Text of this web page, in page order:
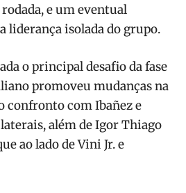
e um eventual
liderança isolada do grupo.
o principal desafio da fase
promoveu mudanças na
confronto com Ibañez e
além de Igor Thiago
ao lado de Vini Jr. e